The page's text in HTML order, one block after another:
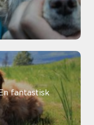
fantastisk